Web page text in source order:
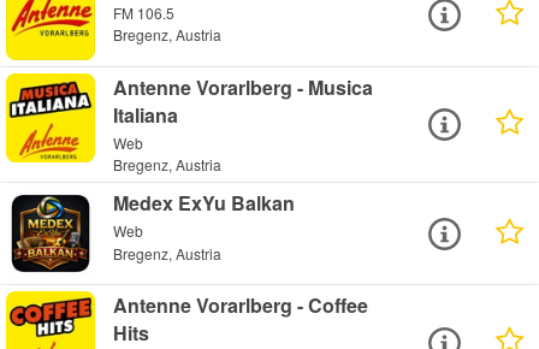
FM 106.5
Bregenz, Austria
Antenne Vorarlberg - Musica
Italiana
Web
Bregenz, Austria
Medex ExYu Balkan
Web
Bregenz, Austria
Antenne Vorarlberg - Coffee
Hits